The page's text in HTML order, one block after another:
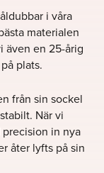
i våra
materialen
även en 25-årig
plats.
från sin sockel
När vi
in nya
åter lyfts på sin